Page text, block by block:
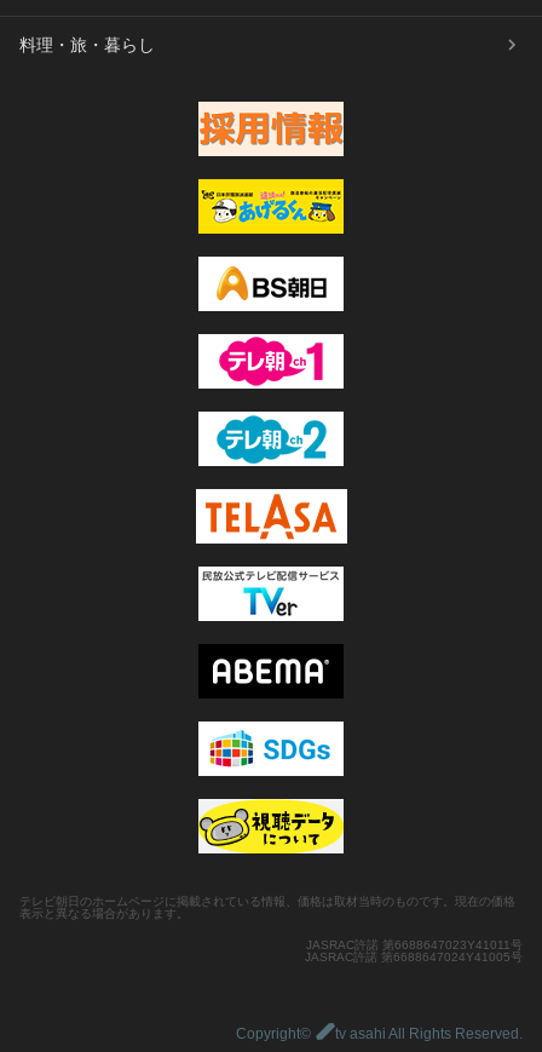
料理・旅・暮らし
テレビ朝日のホームページに掲載されている情報、価格は取材当時のものです。現在の価格
表示と異なる場合があります。
JASRAC許諾 第6688647023Y41011号
JASRAC許諾 第6688647024Y41005号
Copyright© tv asahi All Rights Reserved.